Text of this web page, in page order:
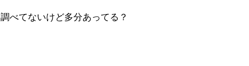
調べてないけど多分あってる？